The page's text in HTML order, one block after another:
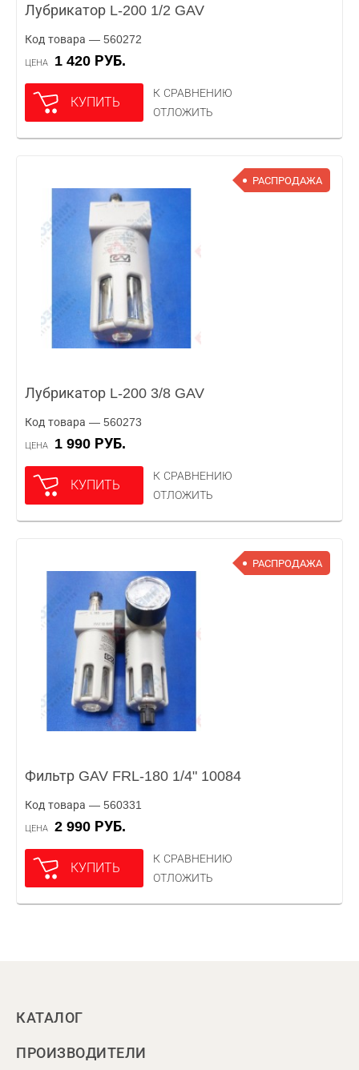
Лубрикатор L-200 1/2 GAV
Код товара — 560272
ЦЕНА 1 420 РУБ.
КУПИТЬ
К СРАВНЕНИЮ
ОТЛОЖИТЬ
РАСПРОДАЖА
Лубрикатор L-200 3/8 GAV
Код товара — 560273
ЦЕНА 1 990 РУБ.
КУПИТЬ
К СРАВНЕНИЮ
ОТЛОЖИТЬ
РАСПРОДАЖА
Фильтр GAV FRL-180 1/4" 10084
Код товара — 560331
ЦЕНА 2 990 РУБ.
КУПИТЬ
К СРАВНЕНИЮ
ОТЛОЖИТЬ
КАТАЛОГ
ПРОИЗВОДИТЕЛИ